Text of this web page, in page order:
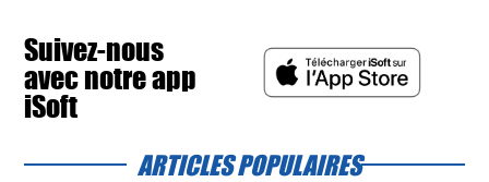
Suivez-nous
avec notre app
iSoft
ARTICLES POPULAIRES